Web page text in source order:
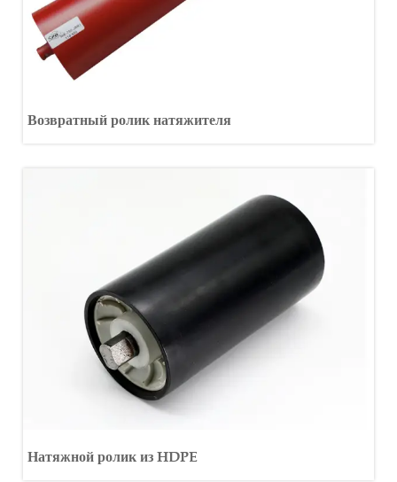
Возвратный ролик натяжителя
Натяжной ролик из HDPE